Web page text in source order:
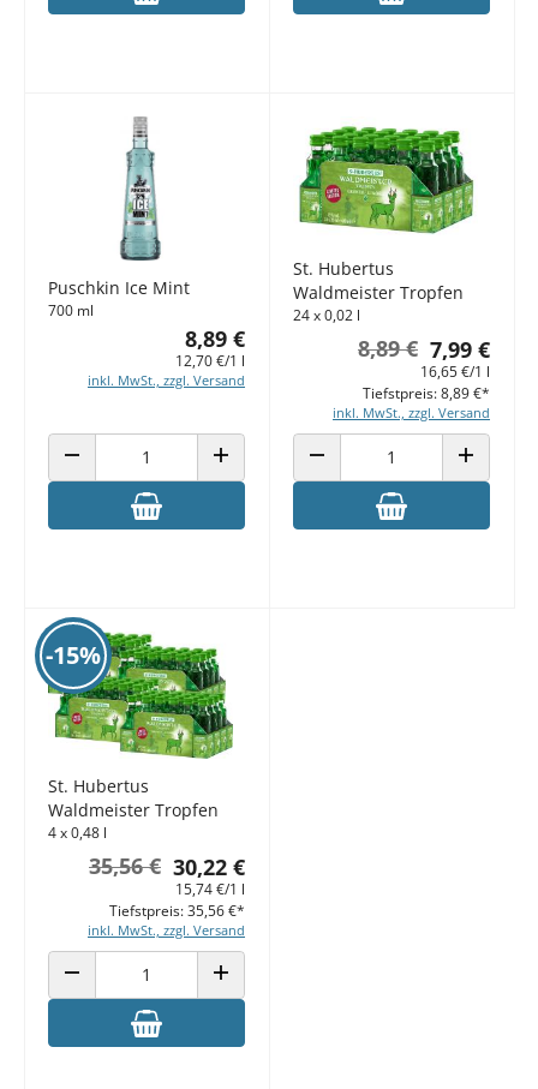
Puschkin Ice Mint
700 ml
8,89 €
12,70 €/1 l
inkl. MwSt., zzgl. Versand
ANZAHL VERRINGERN ANZAHL ERHÖHEN
St. Hubertus
Waldmeister Tropfen
24 x 0,02 l
7,99 €
8,89 €
16,65 €/1 l
inkl. MwSt., zzgl. Versand
Tiefstpreis: 8,89 €*
ANZAHL VERRINGERN ANZAHL
-15%
St. Hubertus
Waldmeister Tropfen
4 x 0,48 l
30,22 €
35,56 €
15,74 €/1 l
inkl. MwSt., zzgl. Versand
Tiefstpreis: 35,56 €*
ANZAHL VERRINGERN ANZAHL ERHÖHEN